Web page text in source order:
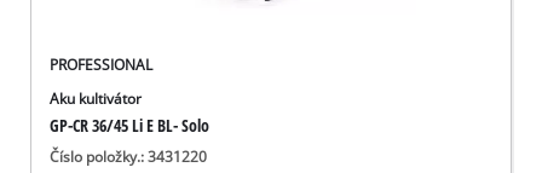
PROFESSIONAL
Aku kultivátor
GP-CR 36/45 Li E BL- Solo
Číslo položky.: 3431220